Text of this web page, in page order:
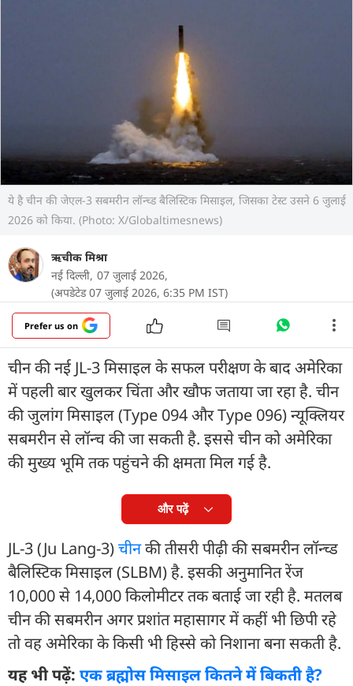
ये है चीन की जेएल-3 सबमरीन लॉन्च्ड बैलिस्टिक मिसाइल, जिसका टेस्ट उसने 6 जुलाई
2026 को किया. (Photo: X/Globaltimesnews)
ऋचीक मिश्रा
नई दिल्ली, 07 जुलाई 2026,
(अपडेटेड 07 जुलाई 2026, 6:35 PM IST)
Prefer us on
चीन की नई JL-3 मिसाइल के सफल परीक्षण के बाद अमेरिका
में पहली बार खुलकर चिंता और खौफ जताया जा रहा है. चीन
की जुलांग मिसाइल (Type 094 और Type 096) न्यूक्लियर
सबमरीन से लॉन्च की जा सकती है. इससे चीन को अमेरिका
की मुख्य भूमि तक पहुंचने की क्षमता मिल गई है.
और पढ़ें
JL-3 (Ju Lang-3)चीनकी तीसरी पीढ़ी की सबमरीन लॉन्च्ड
बैलिस्टिक मिसाइल (SLBM) है. इसकी अनुमानित रेंज
10,000 से 14,000 किलोमीटर तक बताई जा रही है. मतलब
चीन की सबमरीन अगर प्रशांत महासागर में कहीं भी छिपी रहे
तो वह अमेरिका के किसी भी हिस्से को निशाना बना सकती है.
यह भी पढ़ें: एक ब्रह्मोस मिसाइल कितने में बिकती है?